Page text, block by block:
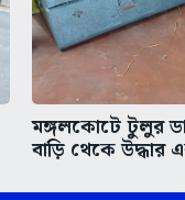
মঙ্গলকোটে টুলুর
বাড়ি থেকে উদ্ধার